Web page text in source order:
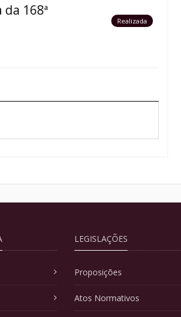
168ª
Realizada
LEGISLAÇÕES
Proposições
Atos Normativos